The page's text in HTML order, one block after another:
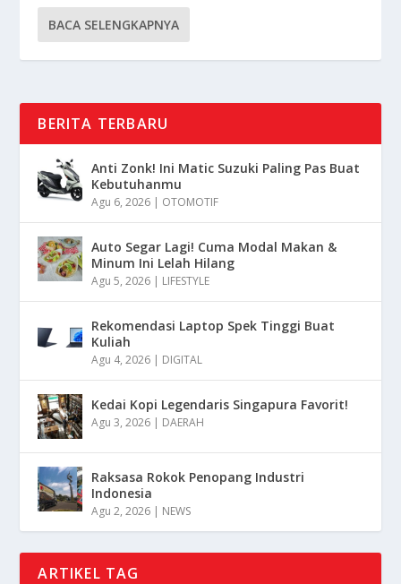
BACA SELENGKAPNYA
BERITA TERBARU
Anti Zonk! Ini Matic Suzuki Paling Pas Buat
Kebutuhanmu
Agu 6, 2026 | OTOMOTIF
Auto Segar Lagi! Cuma Modal Makan &
Minum Ini Lelah Hilang
Agu 5, 2026 | LIFESTYLE
Rekomendasi Laptop Spek Tinggi Buat
Kuliah
Agu 4, 2026 | DIGITAL
Kedai Kopi Legendaris Singapura Favorit!
Agu 3, 2026 | DAERAH
Raksasa Rokok Penopang Industri
Indonesia
Agu 2, 2026 | NEWS
ARTIKEL TAG